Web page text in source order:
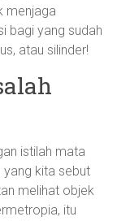
menjaga
bagi yang sudah
atau silinder!
istilah mata
yang kita sebut
melihat objek
itu